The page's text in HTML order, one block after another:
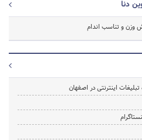
دنا
وزن و تناسب اندام
اینترنتی در اصفهان